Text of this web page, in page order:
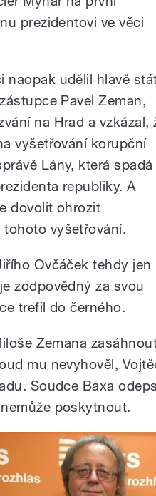
prezidentovi ve věci
naopak udělil hlavě
Pavel Zeman,
na Hrad a vzkázal,
vyšetřování korupční
Lány, která spadá
republiky. A
dovolit ohrozit
vyšetřování.
Ovčáček tehdy jen
zodpovědný za svou
trefil do černého.
Zemana
mu nevyhověl,
Soudce Baxa
poskytnout.